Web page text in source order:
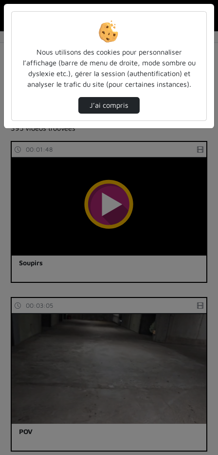
Résultats de la recherche
Filtres actifs (cliquer pour en retirer) :
Français
ieca-institut-europeen-de-cinema-et-daudiovisuel
ieca-institut-europeen-de-cinema-et-daudiovisuel
395 vidéos trouvées
00:01:48
Soupirs
00:03:05
POV
Nous utilisons des cookies pour personnaliser
l’affichage (barre de menu de droite, mode sombre ou
dyslexie etc.), gérer la session (authentification) et
analyser le trafic du site (pour certaines instances).
J’ai compris